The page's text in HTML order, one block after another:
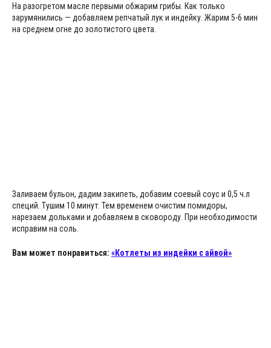
На разогретом масле первыми обжарим грибы. Как только
зарумянились — добавляем репчатый лук и индейку. Жарим 5-6 мин
на среднем огне до золотистого цвета.
Заливаем бульон, дадим закипеть, добавим соевый соус и 0,5 ч.л
специй. Тушим 10 минут. Тем временем очистим помидоры,
нарезаем дольками и добавляем в сковороду. При необходимости
исправим на соль.
Вам может понравиться: «Котлеты из индейки с айвой»